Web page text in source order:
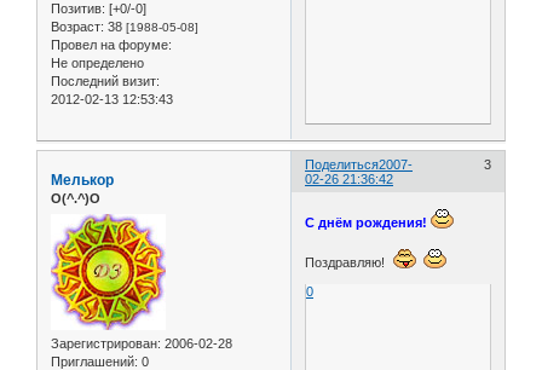
Позитив: [+0/-0]
Возраст: 38 [1988-05-08]
Провел на форуме:
Не определено
Последний визит:
2012-02-13 12:53:43
Поделиться 3
2007-
02-26 21:36:42
Мелькор
O(^.^)O
Зарегистрирован: 2006-02-28
Приглашений: 0
С днём рождения!
Поздравляю!
0